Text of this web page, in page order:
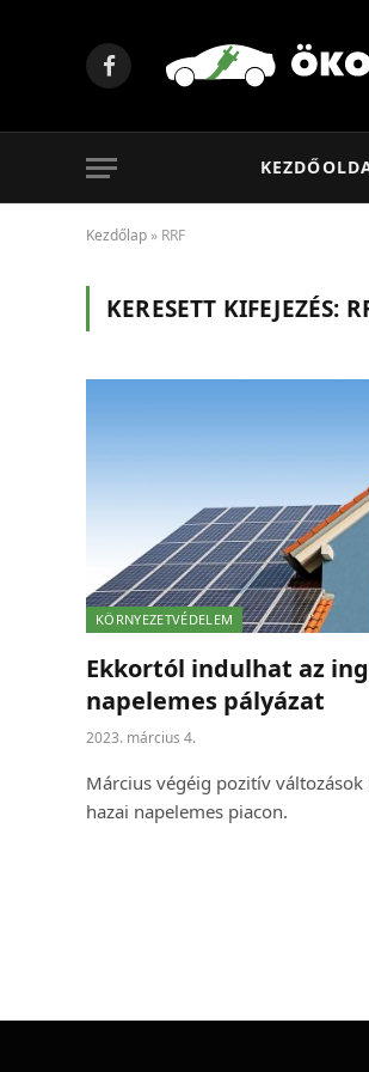
Facebook
Kezdőlap » RRF
KERESETT KIFEJEZÉS:
KÖRNYEZETVÉDELEM
Ekkortól indulhat az
napelemes pályázat
2023. március 4.
Március végéig pozitív
hazai napelemes piacon.